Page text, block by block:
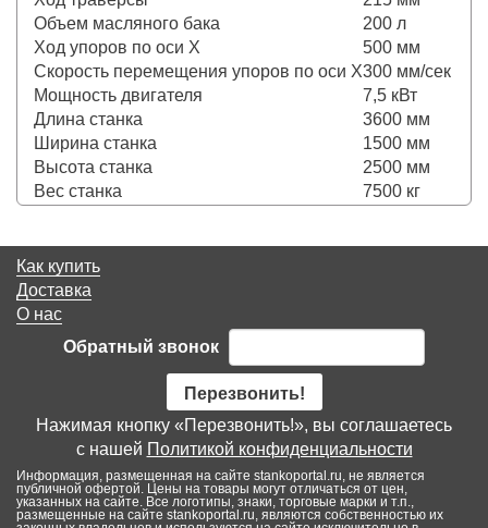
Объем масляного бака
200 л
Ход упоров по оси Х
500 мм
Скорость перемещения упоров по оси Х300 мм/сек
Мощность двигателя
7,5 кВт
Длина станка
3600 мм
Ширина станка
1500 мм
Высота станка
2500 мм
Вес станка
7500 кг
Как купить
Доставка
О нас
Обратный звонок
Перезвонить!
Нажимая кнопку «Перезвонить!», вы соглашаетесь
с нашей Политикой конфиденциальности
Информация, размещенная на сайте stankoportal.ru, не является
публичной офертой. Цены на товары могут отличаться от цен,
указанных на сайте. Все логотипы, знаки, торговые марки и т.п.,
размещенные на сайте stankoportal.ru, являются собственностью их